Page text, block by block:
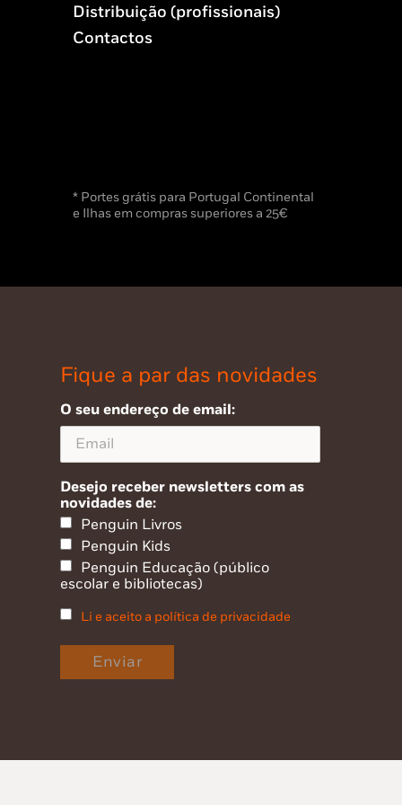
Distribuição (profissionais)
Contactos
* Portes grátis para Portugal Continental
e Ilhas em compras superiores a 25€
Fique a par das novidades
O seu endereço de email:
Desejo receber newsletters com as
novidades de:
Penguin Livros
Penguin Kids
Penguin Educação (público
escolar e bibliotecas)
Li e aceito a política de privacidade